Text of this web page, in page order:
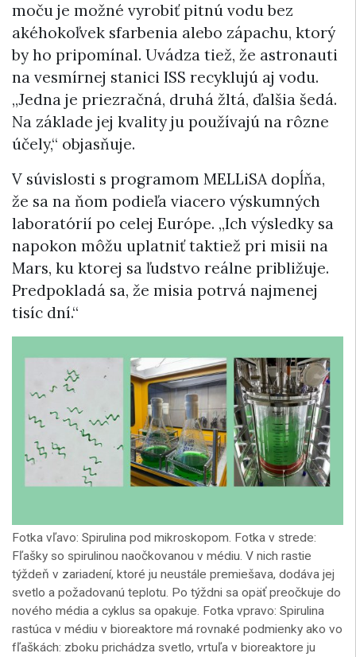
moču je možné vyrobiť pitnú vodu bez
akéhokoľvek sfarbenia alebo zápachu, ktorý
by ho pripomínal. Uvádza tiež, že astronauti
na vesmírnej stanici ISS recyklujú aj vodu.
„Jedna je priezračná, druhá žltá, ďalšia šedá.
Na základe jej kvality ju používajú na rôzne
účely,“ objasňuje.
V súvislosti s programom MELLiSA dopĺňa,
že sa na ňom podieľa viacero výskumných
laboratórií po celej Európe. „Ich výsledky sa
napokon môžu uplatniť taktiež pri misii na
Mars, ku ktorej sa ľudstvo reálne približuje.
Predpokladá sa, že misia potrvá najmenej
tisíc dní.“
Fotka vľavo: Spirulina pod mikroskopom. Fotka v strede:
Fľašky so spirulinou naočkovanou v médiu. V nich rastie
týždeň v zariadení, ktoré ju neustále premiešava, dodáva jej
svetlo a požadovanú teplotu. Po týždni sa opäť preočkuje do
nového média a cyklus sa opakuje. Fotka vpravo: Spirulina
rastúca v médiu v bioreaktore má rovnaké podmienky ako vo
fľaškách: zboku prichádza svetlo, vrtuľa v bioreaktore ju